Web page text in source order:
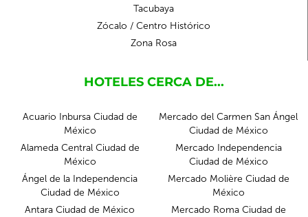
Tacubaya
Zócalo / Centro Histórico
Zona Rosa
HOTELES CERCA DE...
Acuario Inbursa Ciudad de
México
Alameda Central Ciudad de
México
Ángel de la Independencia
Ciudad de México
Antara Ciudad de México
Mercado del Carmen San Ángel
Ciudad de México
Mercado Independencia
Ciudad de México
Mercado Molière Ciudad de
México
Mercado Roma Ciudad de